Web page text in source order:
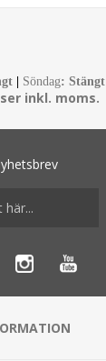
Söndag: Stängt
inkl. moms.